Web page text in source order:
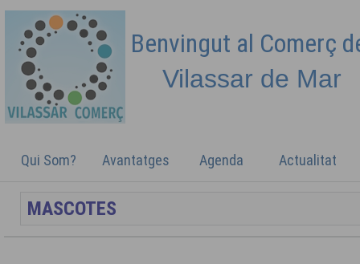
Benvingut al Comerç
Vilassar de Mar
Qui Som? Avantatges Agenda Actualitat